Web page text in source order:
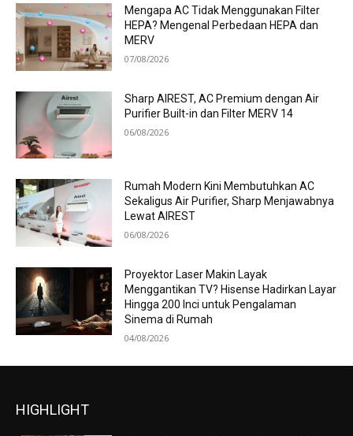
Mengapa AC Tidak Menggunakan Filter
HEPA? Mengenal Perbedaan HEPA dan
MERV
07/08/2026
Sharp AIREST, AC Premium dengan Air
Purifier Built-in dan Filter MERV 14
06/08/2026
Rumah Modern Kini Membutuhkan AC
Sekaligus Air Purifier, Sharp Menjawabnya
Lewat AIREST
06/08/2026
Proyektor Laser Makin Layak
Menggantikan TV? Hisense Hadirkan Layar
Hingga 200 Inci untuk Pengalaman
Sinema di Rumah
04/08/2026
HIGHLIGHT